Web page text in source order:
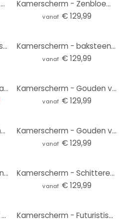
Kamerscherm - Tuin van gouden dromen, 3-delig - 135x172 cm
Kamerscherm - Zenbloemen, 3-delig
vanaf € 129,99
Kamerscherm - Naaldbos , 5-delig - 225x172 cm
Kamerscherm - baksteen oppervlak, 3-delig
vanaf € 129,99
Kamerscherm, scherm, hangend privacyscherm Kleurrijke palmbladeren - Jaszke
Kamerscherm - Gouden vlinder, 3-delig
vanaf € 129,99
Kamerscherm - Aziatische geschiedenis, 3-delig - 135x172 cm
Kamerscherm - Gouden veren, 3-delig
vanaf € 129,99
Kamerscherm - Betonnen orchidee, 3-delig - 135x172 cm
Kamerscherm - Schitterende lelies, 3-delig
vanaf € 129,99
Kamerscherm - Kleurrijke graffiti, 5-delig - 225x172 cm
Kamerscherm - Futuristisch bos, 3-delig